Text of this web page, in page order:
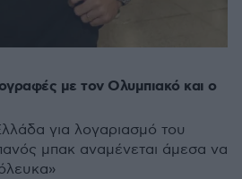
με τον Ολυμπιακό και ο
για λογαριασμό του
μπακ αναμένεται άμεσα να